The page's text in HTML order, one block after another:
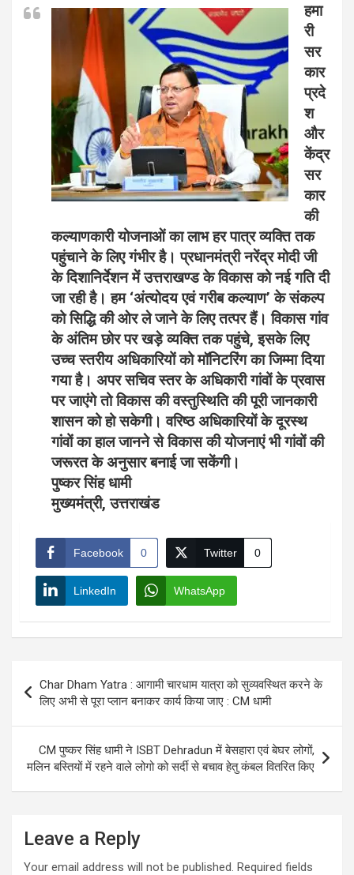
हमा
री
सर
कार
प्रदे
श
और
केंद्र
सर
कार
की
कल्याणकारी योजनाओं का लाभ हर पात्र व्यक्ति तक
पहुंचाने के लिए गंभीर है। प्रधानमंत्री नरेंद्र मोदी जी
के दिशानिर्देशन में उत्तराखण्ड के विकास को नई गति दी
जा रही है। हम ‘अंत्योदय एवं गरीब कल्याण’ के संकल्प
को सिद्धि की ओर ले जाने के लिए तत्पर हैं। विकास गांव
के अंतिम छोर पर खड़े व्यक्ति तक पहुंचे, इसके लिए
उच्च स्तरीय अधिकारियों को मॉनिटरिंग का जिम्मा दिया
गया है। अपर सचिव स्तर के अधिकारी गांवों के प्रवास
पर जाएंगे तो विकास की वस्तुस्थिति की पूरी जानकारी
शासन को हो सकेगी। वरिष्ठ अधिकारियों के दूरस्थ
गांवों का हाल जानने से विकास की योजनाएं भी गांवों की
जरूरत के अनुसार बनाई जा सकेंगी।
पुष्कर सिंह धामी
मुख्यमंत्री, उत्तराखंड
Facebook 0 Twitter 0
LinkedIn WhatsApp
navigation
Char Dham Yatra : आगामी चारधाम यात्रा को सुव्यवस्थित करने के
लिए अभी से पूरा प्लान बनाकर कार्य किया जाए : CM धामी
CM पुष्कर सिंह धामी ने ISBT Dehradun में बेसहारा एवं बेघर लोगों,
मलिन बस्तियों में रहने वाले लोगो को सर्दी से बचाव हेतु कंबल वितरित किए
Leave a Reply
Your email address will not be published. Required fields